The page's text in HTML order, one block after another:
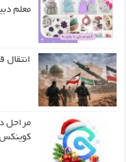
معلم
انتقال
مراحل
کوینکس